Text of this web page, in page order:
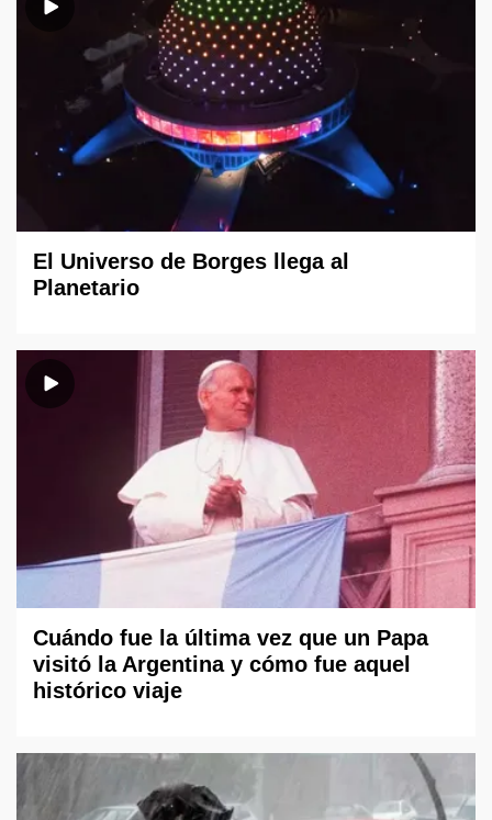
El Universo de Borges llega al
Planetario
Cuándo fue la última vez que un Papa
visitó la Argentina y cómo fue aquel
histórico viaje